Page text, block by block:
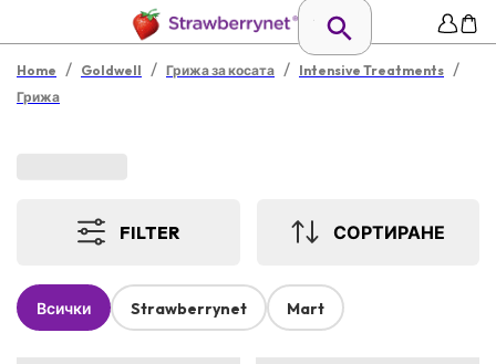
Home / Goldwell / Грижа за косата / Intensive Treatments /
Грижа
FILTER СОРТИРАНЕ
Всички Strawberrynet Mart